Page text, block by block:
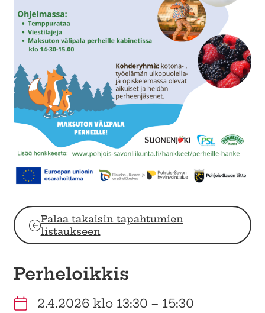
Palaa takaisin tapahtumien
listaukseen
Perheloikkis
2.4.2026 klo 13:30 – 15:30